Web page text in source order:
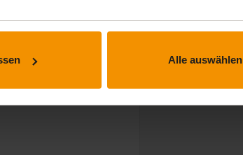
Alle auswählen